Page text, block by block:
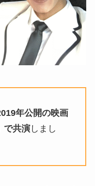
年公開の映画
で共演しまし